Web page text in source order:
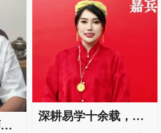
门
治
易经
吕
以
心
化发展方向高度契合，最终达
成共识。2026年8月，付敬涛
（法名付罗玄）正式受聘中和
堂易经研究院副院长。付罗玄
道长，1981年生于黑龙江大
庆，龙虎山正一三山滴血派正
统传人、敬玄阁创
深耕易学十余载，以